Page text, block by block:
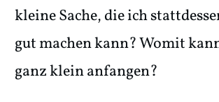
kleine Sache, die ich
gut machen kann? Womit
ganz klein anfangen?